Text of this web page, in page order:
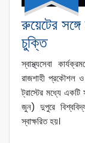
রুয়েটের
চুক্তি
স্বাস্থ্যসেবা
রাজশাহী প্রকৌশল
ট্রাস্টের মধ্যে
জুন) দুপুরে
স্বাক্ষরিত হয়।